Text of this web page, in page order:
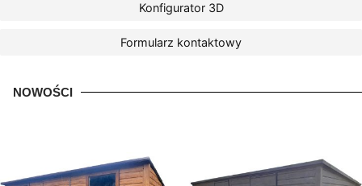
Konfigurator 3D
Formularz kontaktowy
NOWOŚCI